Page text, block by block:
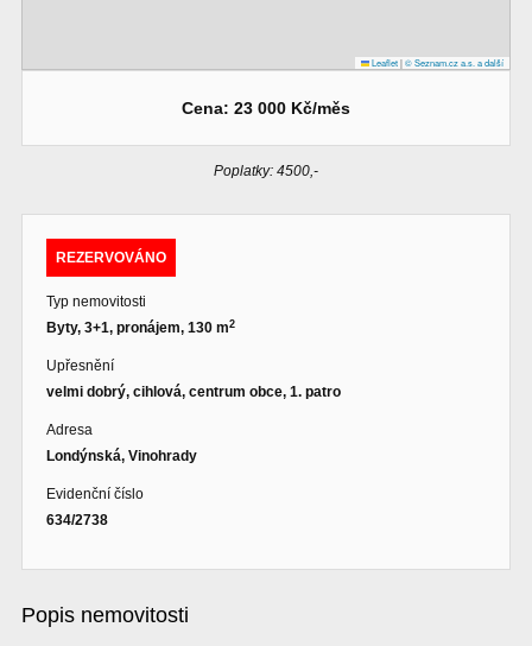
Leaflet|© Seznam.cz a.s. a další
Cena: 23 000 Kč/měs
Poplatky: 4500,-
REZERVOVÁNO
Typ nemovitosti
Byty, 3+1, pronájem, 130 m2
Upřesnění
velmi dobrý, cihlová, centrum obce, 1. patro
Adresa
Londýnská, Vinohrady
Evidenční číslo
634/2738
Popis nemovitosti